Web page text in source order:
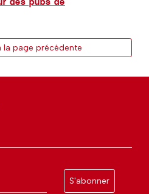
la page précédente
S'abonner